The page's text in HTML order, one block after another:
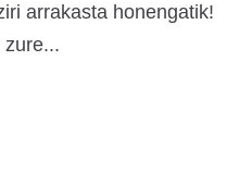
arrakasta honengatik!
zure...